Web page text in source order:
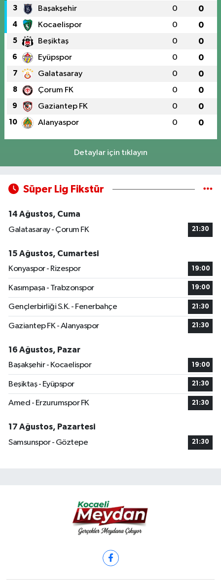
3 Başakşehir 0 0
4 Kocaelispor 0 0
5 Beşiktaş 0 0
6 Eyüpspor 0 0
7 Galatasaray 0 0
8 Çorum FK 0 0
9 Gaziantep FK 0 0
10 Alanyaspor 0 0
Detaylar için tıklayın
Süper Lig Fikstür
14 Ağustos, Cuma
Galatasaray - Çorum FK
21:30
15 Ağustos, Cumartesi
Konyaspor - Rizespor
19:00
Kasımpaşa - Trabzonspor 19:00
Gençlerbirliği S.K. - Fenerbahçe 21:30
Gaziantep FK - Alanyaspor 21:30
16 Ağustos, Pazar
Başakşehir - Kocaelispor
19:00
Beşiktaş - Eyüpspor 21:30
Amed - Erzurumspor FK 21:30
17 Ağustos, Pazartesi
Samsunspor - Göztepe
21:30